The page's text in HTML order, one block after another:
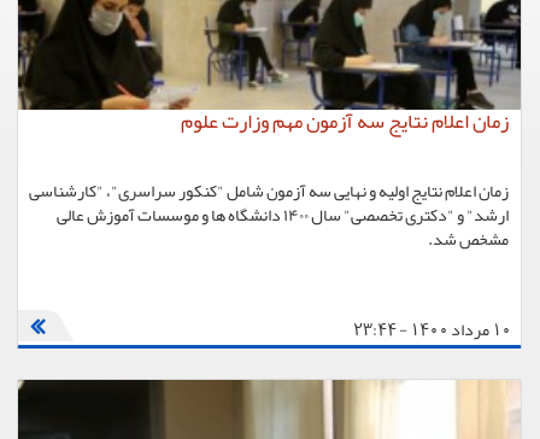
زمان اعلام نتایج سه آزمون مهم وزارت علوم
زمان اعلام نتایج اولیه و نهایی سه آزمون شامل "کنکور سراسری"، "کارشناسی
ارشد" و "دکتری تخصصی" سال ۱۴۰۰ دانشگاه ها و موسسات آموزش عالی
مشخص شد.
10 مرداد 1400 - 23:44